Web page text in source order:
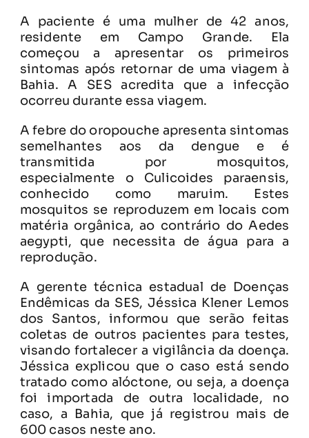
A paciente é uma mulher de 42 anos,
residente em Campo Grande. Ela
começou a apresentar os primeiros
sintomas após retornar de uma viagem à
Bahia. A SES acredita que a infecção
ocorreu durante essa viagem.
A febre do oropouche apresenta sintomas
semelhantes aos da dengue e é
transmitida por mosquitos,
especialmente o Culicoides paraensis,
conhecido como maruim. Estes
mosquitos se reproduzem em locais com
matéria orgânica, ao contrário do Aedes
aegypti, que necessita de água para a
reprodução.
A gerente técnica estadual de Doenças
Endêmicas da SES, Jéssica Klener Lemos
dos Santos, informou que serão feitas
coletas de outros pacientes para testes,
visando fortalecer a vigilância da doença.
Jéssica explicou que o caso está sendo
tratado como alóctone, ou seja, a doença
foi importada de outra localidade, no
caso, a Bahia, que já registrou mais de
600 casos neste ano.